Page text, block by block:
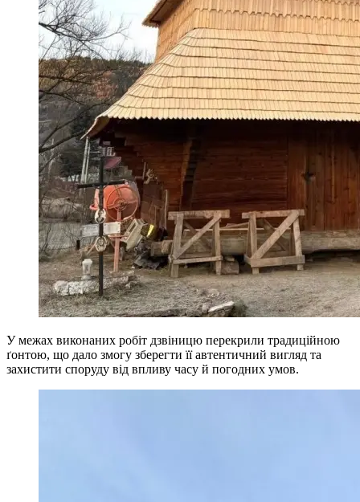
У межах виконаних робіт дзвіницю перекрили традиційною
ґонтою, що дало змогу зберегти її автентичний вигляд та
захистити споруду від впливу часу й погодних умов.